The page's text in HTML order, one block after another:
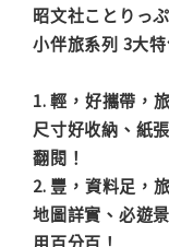
昭文社ことりっ
小伴旅系列 3大
1. 輕，好攜帶，
尺寸好收納、紙
翻閱！
2. 豐，資料足，
地圖詳實、必遊
用百分百！